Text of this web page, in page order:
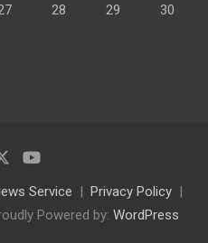
28 29 30
Service
Privacy Policy
Powered by: WordPress